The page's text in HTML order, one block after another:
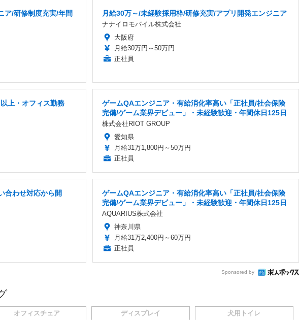
ア/研修制度充実/年間
月給30万～/未経験採用枠/研修充実/アプリ開発エンジニア
ナナイロモバイル株式会社
大阪府
月給30万円～50万円
正社員
上・オフィス勤務
ゲームQAエンジニア・有給消化率高い「正社員/社会保険
完備/ゲーム業界デビュー」・未経験歓迎・年間休日125日
株式会社RIOT GROUP
愛知県
月給31万1,800円～50万円
正社員
合わせ対応から開
ゲームQAエンジニア・有給消化率高い「正社員/社会保険
完備/ゲーム業界デビュー」・未経験歓迎・年間休日125日
AQUARIUS株式会社
神奈川県
月給31万2,400円～60万円
正社員
Sponsored by
オフィスチェア ディスプレイ 犬用トイレ